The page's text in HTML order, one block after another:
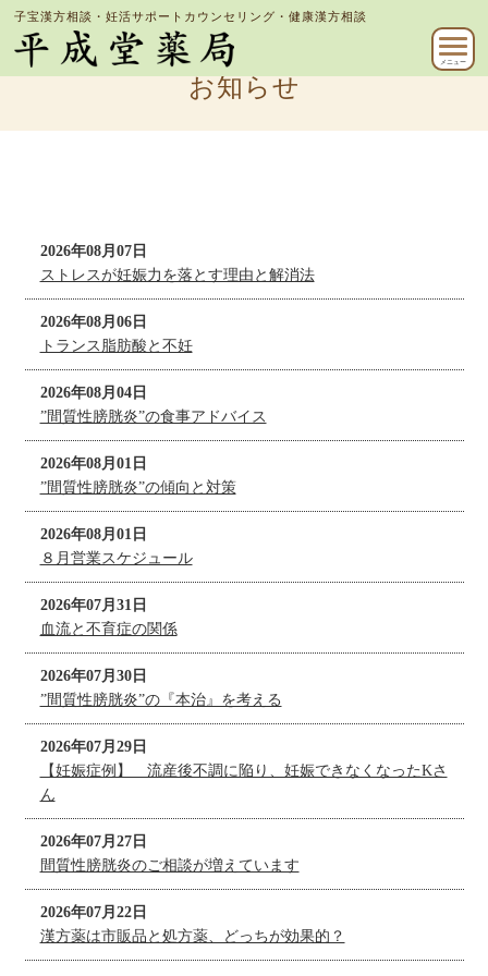
子宝漢方相談・妊活サポートカウンセリング・健康漢方相談
メニュー
お知らせ
2026年08月07日
ストレスが妊娠力を落とす理由と解消法
2026年08月06日
トランス脂肪酸と不妊
2026年08月04日
”間質性膀胱炎”の食事アドバイス
2026年08月01日
”間質性膀胱炎”の傾向と対策
2026年08月01日
８月営業スケジュール
2026年07月31日
血流と不育症の関係
2026年07月30日
”間質性膀胱炎”の『本治』を考える
2026年07月29日
【妊娠症例】 流産後不調に陥り、妊娠できなくなったKさ
ん
2026年07月27日
間質性膀胱炎のご相談が増えています
2026年07月22日
漢方薬は市販品と処方薬、どっちが効果的？